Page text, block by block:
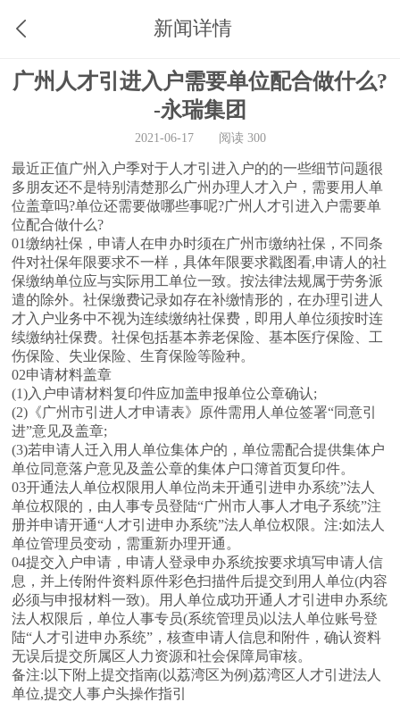
新闻详情
广州人才引进入户需要单位配合做什么?
-永瑞集团
2021-06-17 阅读 300
最近正值广州入户季对于人才引进入户的的一些细节问题很
多朋友还不是特别清楚那么广州办理人才入户，需要用人单
位盖章吗?单位还需要做哪些事呢?广州人才引进入户需要单
位配合做什么?
01缴纳社保，申请人在申办时须在广州市缴纳社保，不同条
件对社保年限要求不一样，具体年限要求戳图看,申请人的社
保缴纳单位应与实际用工单位一致。按法律法规属于劳务派
遣的除外。社保缴费记录如存在补缴情形的，在办理引进人
才入户业务中不视为连续缴纳社保费，即用人单位须按时连
续缴纳社保费。社保包括基本养老保险、基本医疗保险、工
伤保险、失业保险、生育保险等险种。
02申请材料盖章
(1)入户申请材料复印件应加盖申报单位公章确认;
(2)《广州市引进人才申请表》原件需用人单位签署“同意引
进”意见及盖章;
(3)若申请人迁入用人单位集体户的，单位需配合提供集体户
单位同意落户意见及盖公章的集体户口簿首页复印件。
03开通法人单位权限用人单位尚未开通引进申办系统”法人
单位权限的，由人事专员登陆“广州市人事人才电子系统”注
册并申请开通“人才引进申办系统”法人单位权限。注:如法人
单位管理员变动，需重新办理开通。
04提交入户申请，申请人登录申办系统按要求填写申请人信
息，并上传附件资料原件彩色扫描件后提交到用人单位(内容
必须与申报材料一致)。用人单位成功开通人才引进申办系统
法人权限后，单位人事专员(系统管理员)以法人单位账号登
陆“人才引进申办系统”，核查申请人信息和附件，确认资料
无误后提交所属区人力资源和社会保障局审核。
备注:以下附上提交指南(以荔湾区为例)荔湾区人才引进法人
单位,提交人事户头操作指引